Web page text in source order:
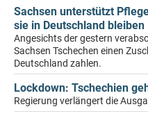
Sachsen unterstützt
sie in Deutschland bleiben
Angesichts der gestern
Sachsen Tschechen einen
Deutschland zahlen.
Lockdown: Tschechien
Regierung verlängert die